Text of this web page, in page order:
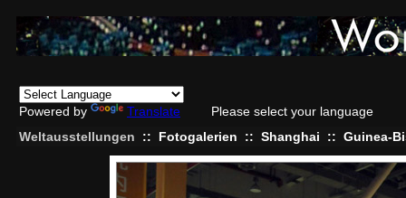
Powered by Translate
Please select your language
Weltausstellungen
:: Fotogalerien :: Shanghai :: Guinea-